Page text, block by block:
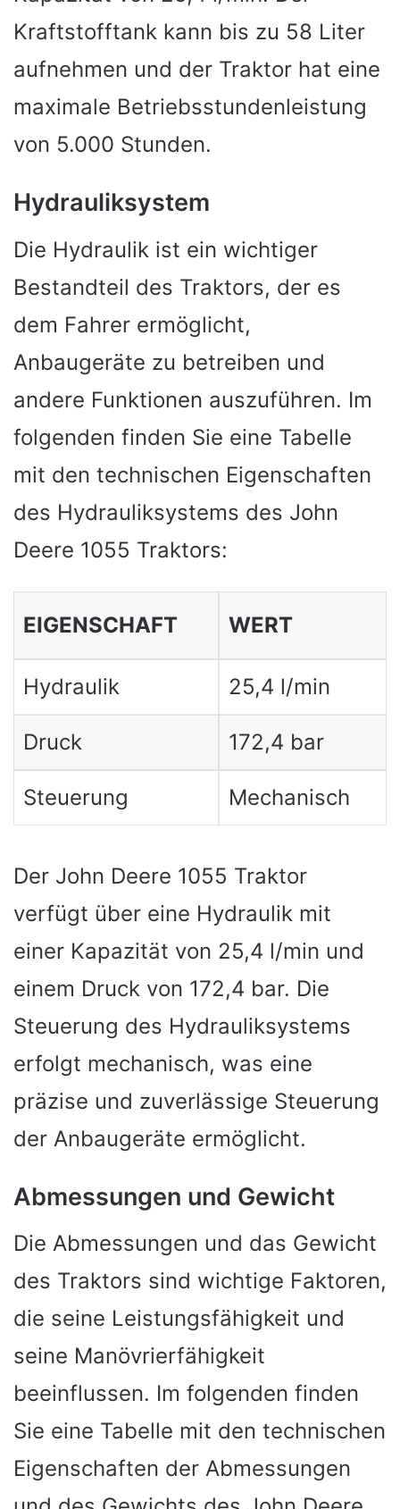
Kraftstofftank kann bis zu 58 Liter
aufnehmen und der Traktor hat eine
maximale Betriebsstundenleistung
von 5.000 Stunden.
Hydrauliksystem
Die Hydraulik ist ein wichtiger
Bestandteil des Traktors, der es
dem Fahrer ermöglicht,
Anbaugeräte zu betreiben und
andere Funktionen auszuführen. Im
folgenden finden Sie eine Tabelle
mit den technischen Eigenschaften
des Hydrauliksystems des John
Deere 1055 Traktors:
EIGENSCHAFT WERT
Hydraulik 25,4 l/min
Druck 172,4 bar
Steuerung Mechanisch
Der John Deere 1055 Traktor
verfügt über eine Hydraulik mit
einer Kapazität von 25,4 l/min und
einem Druck von 172,4 bar. Die
Steuerung des Hydrauliksystems
erfolgt mechanisch, was eine
präzise und zuverlässige Steuerung
der Anbaugeräte ermöglicht.
Abmessungen und Gewicht
Die Abmessungen und das Gewicht
des Traktors sind wichtige Faktoren,
die seine Leistungsfähigkeit und
seine Manövrierfähigkeit
beeinflussen. Im folgenden finden
Sie eine Tabelle mit den technischen
Eigenschaften der Abmessungen